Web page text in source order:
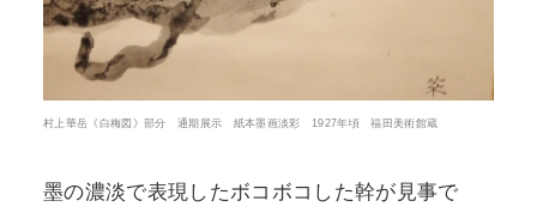
村上華岳《白梅図》部分 通期展示 紙本墨画淡彩 1927年頃 福田美術館蔵
墨の濃淡で表現したボコボコした幹が見事で